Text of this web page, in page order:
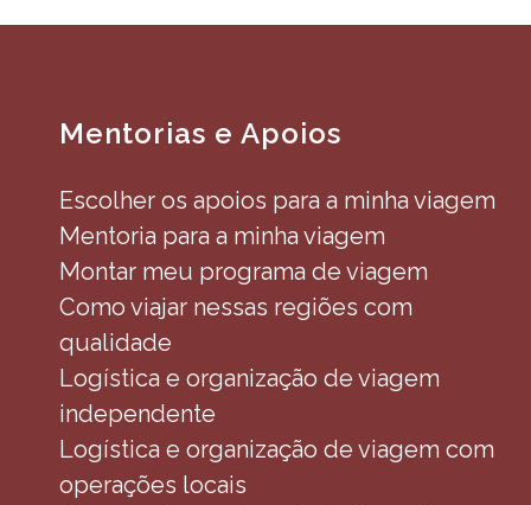
Mentorias e Apoios
Escolher os apoios para a minha viagem
Mentoria para a minha viagem
Montar meu programa de viagem
Como viajar nessas regiões com
qualidade
Logística e organização de viagem
independente
Logística e organização de viagem com
operações locais